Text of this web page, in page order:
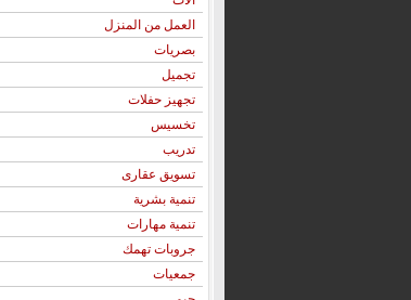
العمل من المنزل
بصريات
تجميل
تجهيز حفلات
تخسيس
تدريب
تسويق عقارى
تنمية بشرية
تنمية مهارات
جروبات تهمك
جمعيات